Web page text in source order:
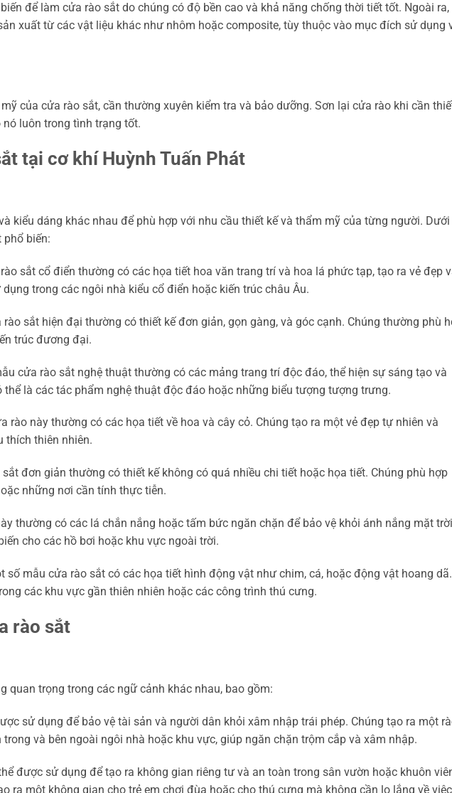
để làm cửa rào sắt do chúng có độ bền cao và khả năng chống thời tiết tốt. Ngoài ra,
xuất từ các vật liệu khác như nhôm hoặc composite, tùy thuộc vào mục đích sử dụng
của cửa rào sắt, cần thường xuyên kiểm tra và bảo dưỡng. Sơn lại cửa rào khi cần
luôn trong tình trạng tốt.
tại cơ khí Huỳnh Tuấn Phát
kiểu dáng khác nhau để phù hợp với nhu cầu thiết kế và thẩm mỹ của từng người. Dưới
biến:
sắt cổ điển thường có các họa tiết hoa văn trang trí và hoa lá phức tạp, tạo ra vẻ đẹp
trong các ngôi nhà kiểu cổ điển hoặc kiến trúc châu Âu.
rào sắt hiện đại thường có thiết kế đơn giản, gọn gàng, và góc cạnh. Chúng thường phù
trúc đương đại.
cửa rào sắt nghệ thuật thường có các mảng trang trí độc đáo, thể hiện sự sáng tạo và
thể là các tác phẩm nghệ thuật độc đáo hoặc những biểu tượng tượng trưng.
rào này thường có các họa tiết về hoa và cây cỏ. Chúng tạo ra một vẻ đẹp tự nhiên và
thích thiên nhiên.
sắt đơn giản thường có thiết kế không có quá nhiều chi tiết hoặc họa tiết. Chúng phù hợp
những nơi cần tính thực tiễn.
thường có các lá chắn nắng hoặc tấm bức ngăn chặn để bảo vệ khỏi ánh nắng mặt trời
cho các hồ bơi hoặc khu vực ngoài trời.
số mẫu cửa rào sắt có các họa tiết hình động vật như chim, cá, hoặc động vật hoang dã.
các khu vực gần thiên nhiên hoặc các công trình thú cưng.
rào sắt
quan trọng trong các ngữ cảnh khác nhau, bao gồm:
sử dụng để bảo vệ tài sản và người dân khỏi xâm nhập trái phép. Chúng tạo ra một
và bên ngoài ngôi nhà hoặc khu vực, giúp ngăn chặn trộm cắp và xâm nhập.
được sử dụng để tạo ra không gian riêng tư và an toàn trong sân vườn hoặc khuôn
ra một không gian cho trẻ em chơi đùa hoặc cho thú cưng mà không cần lo lắng về việc